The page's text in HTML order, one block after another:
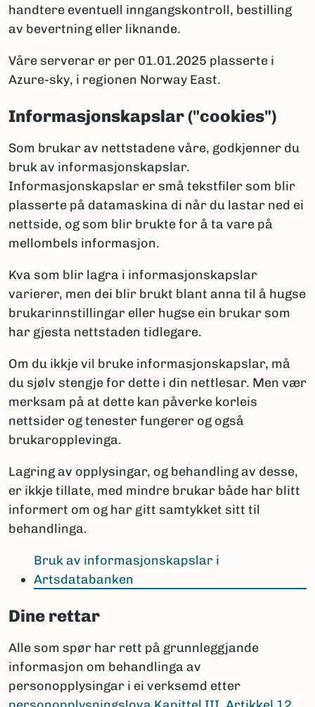
handtere eventuell inngangskontroll, bestilling
av bevertning eller liknande.
Våre serverar er per 01.01.2025 plasserte i
Azure-sky, i regionen Norway East.
Informasjonskapslar ("cookies")
Som brukar av nettstadene våre, godkjenner du
bruk av informasjonskapslar.
Informasjonskapslar er små tekstfiler som blir
plasserte på datamaskina di når du lastar ned ei
nettside, og som blir brukte for å ta vare på
mellombels informasjon.
Kva som blir lagra i informasjonskapslar
varierer, men dei blir brukt blant anna til å hugse
brukarinnstillingar eller hugse ein brukar som
har gjesta nettstaden tidlegare.
Om du ikkje vil bruke informasjonskapslar, må
du sjølv stengje for dette i din nettlesar. Men vær
merksam på at dette kan påverke korleis
nettsider og tenester fungerer og også
brukaropplevinga.
Lagring av opplysingar, og behandling av desse,
er ikkje tillate, med mindre brukar både har blitt
informert om og har gitt samtykket sitt til
behandlinga.
Bruk av informasjonskapslar i
Artsdatabanken
Dine rettar
Alle som spør har rett på grunnleggjande
informasjon om behandlinga av
personopplysingar i ei verksemd etter